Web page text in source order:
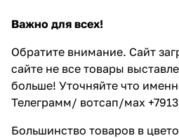
Важно для всех!
Обратите внимание. Сайт
сайте не все товары
больше! Уточняйте что
Телеграмм/ вотсап/мах
Большинство товаров в